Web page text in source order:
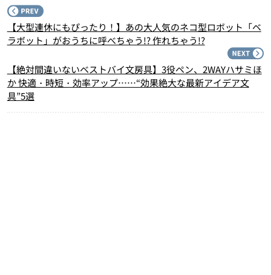
【大型連休にもぴったり！】あの大人気のネコ型ロボット「ベ
ラボット」がおうちに呼べちゃう!? 作れちゃう!?
【絶対間違いないベストバイ文房具】3役ペン、2WAYハサミほ
か 快適・時短・効率アップ……“効果絶大な最新アイデア文
具”5選